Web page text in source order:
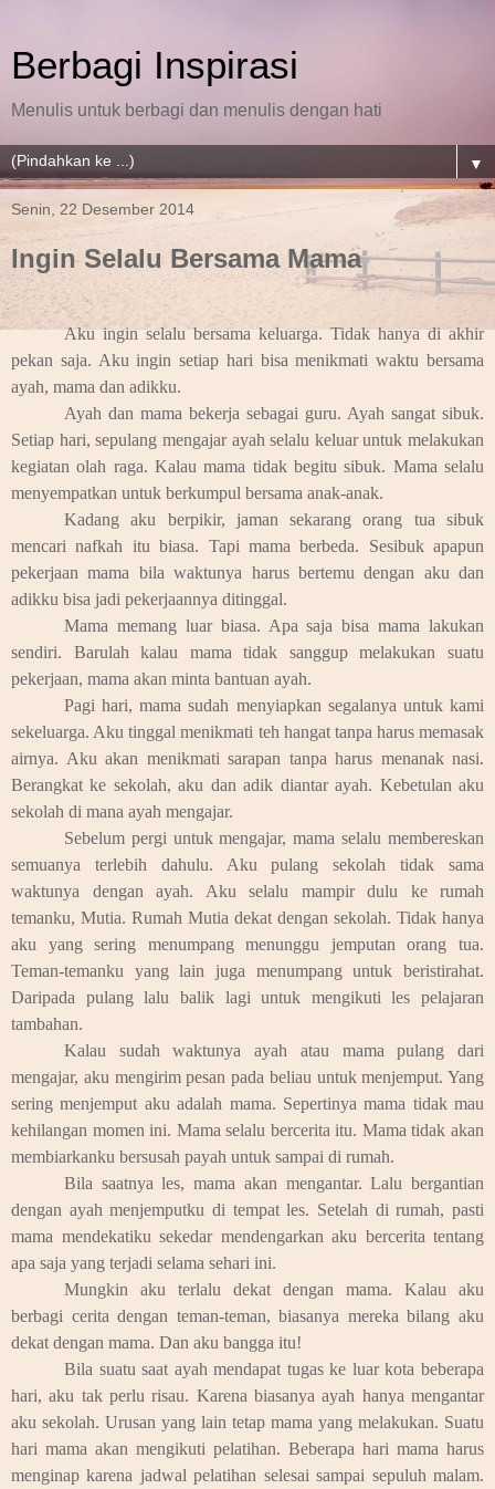
Berbagi Inspirasi
Menulis untuk berbagi dan menulis dengan hati
▼
Senin, 22 Desember 2014
Ingin Selalu Bersama Mama
Aku ingin selalu bersama keluarga. Tidak hanya di akhir
pekan saja. Aku ingin setiap hari bisa menikmati waktu bersama
ayah, mama dan adikku.
Ayah dan mama bekerja sebagai guru. Ayah sangat sibuk.
Setiap hari, sepulang mengajar ayah selalu keluar untuk melakukan
kegiatan olah raga. Kalau mama tidak begitu sibuk. Mama selalu
menyempatkan untuk berkumpul bersama anak-anak.
Kadang aku berpikir, jaman sekarang orang tua sibuk
mencari nafkah itu biasa. Tapi mama berbeda. Sesibuk apapun
pekerjaan mama bila waktunya harus bertemu dengan aku dan
adikku bisa jadi pekerjaannya ditinggal.
Mama memang luar biasa. Apa saja bisa mama lakukan
sendiri. Barulah kalau mama tidak sanggup melakukan suatu
pekerjaan, mama akan minta bantuan ayah.
Pagi hari, mama sudah menyiapkan segalanya untuk kami
sekeluarga. Aku tinggal menikmati teh hangat tanpa harus memasak
airnya. Aku akan menikmati sarapan tanpa harus menanak nasi.
Berangkat ke sekolah, aku dan adik diantar ayah. Kebetulan aku
sekolah di mana ayah mengajar.
Sebelum pergi untuk mengajar, mama selalu membereskan
semuanya terlebih dahulu. Aku pulang sekolah tidak sama
waktunya dengan ayah. Aku selalu mampir dulu ke rumah
temanku, Mutia. Rumah Mutia dekat dengan sekolah. Tidak hanya
aku yang sering menumpang menunggu jemputan orang tua.
Teman-temanku yang lain juga menumpang untuk beristirahat.
Daripada pulang lalu balik lagi untuk mengikuti les pelajaran
tambahan.
Kalau sudah waktunya ayah atau mama pulang dari
mengajar, aku mengirim pesan pada beliau untuk menjemput. Yang
sering menjemput aku adalah mama. Sepertinya mama tidak mau
kehilangan momen ini. Mama selalu bercerita itu. Mama tidak akan
membiarkanku bersusah payah untuk sampai di rumah.
Bila saatnya les, mama akan mengantar. Lalu bergantian
dengan ayah menjemputku di tempat les. Setelah di rumah, pasti
mama mendekatiku sekedar mendengarkan aku bercerita tentang
apa saja yang terjadi selama sehari ini.
Mungkin aku terlalu dekat dengan mama. Kalau aku
berbagi cerita dengan teman-teman, biasanya mereka bilang aku
dekat dengan mama. Dan aku bangga itu!
Bila suatu saat ayah mendapat tugas ke luar kota beberapa
hari, aku tak perlu risau. Karena biasanya ayah hanya mengantar
aku sekolah. Urusan yang lain tetap mama yang melakukan. Suatu
hari mama akan mengikuti pelatihan. Beberapa hari mama harus
menginap karena jadwal pelatihan selesai sampai sepuluh malam.